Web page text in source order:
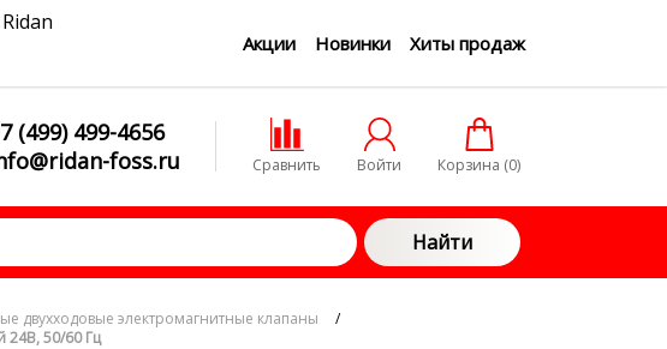
Акции Новинки Хиты продаж
(499) 499-4656
foss.ru
Сравнить Войти Корзина (0)
Найти
двухходовые электромагнитные клапаны
/
24В, 50/60 Гц